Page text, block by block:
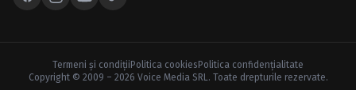
Termeni şi condiţii Politica cookies Politica confidenţialitate
Copyright © 2009 – 2026 Voice Media SRL. Toate drepturile rezervate.